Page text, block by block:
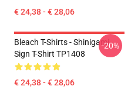
€ 24,38 - € 28,06
Bleach T-Shirts - Shinigami
Sign T-Shirt TP1408
€ 24,38 - € 28,06
-20%